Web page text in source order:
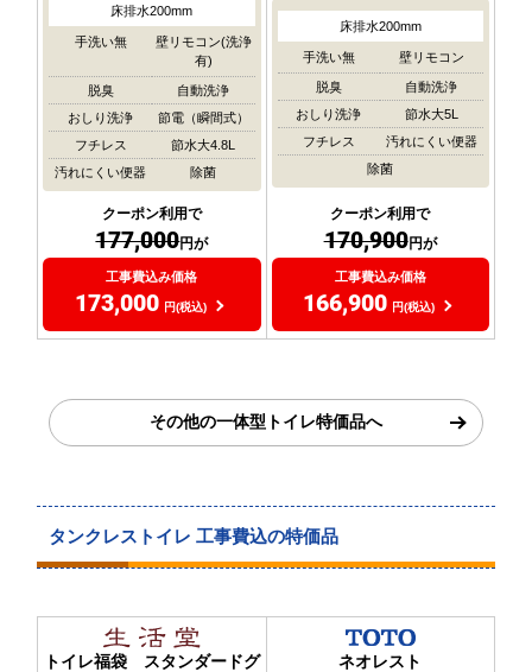
床排水200mm
手洗い無
壁リモコン(洗浄
有)
脱臭
自動洗浄
おしり洗浄
節電（瞬間式）
フチレス
節水大4.8L
汚れにくい便器
除菌
クーポン利用で
177,000円が
工事費込み価格
173,000 円(税込)
床排水200mm
手洗い無 壁リモコン
脱臭
自動洗浄
おしり洗浄
節水大5L
フチレス
汚れにくい便器
除菌
クーポン利用で
170,900円が
工事費込み価格
166,900 円(税込)
その他の一体型トイレ特価品へ
タンクレストイレ 工事費込の特価品
トイレ福袋 スタンダードグ
ネオレスト